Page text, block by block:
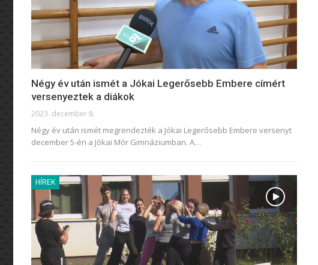
Négy év után ismét a Jókai Legerősebb Embere címért
versenyeztek a diákok
2023. december 8.
Négy év után ismét megrendezték a Jókai Legerősebb Embere versenyt
december 5-én a Jókai Mór Gimnáziumban. A…
HÍREK